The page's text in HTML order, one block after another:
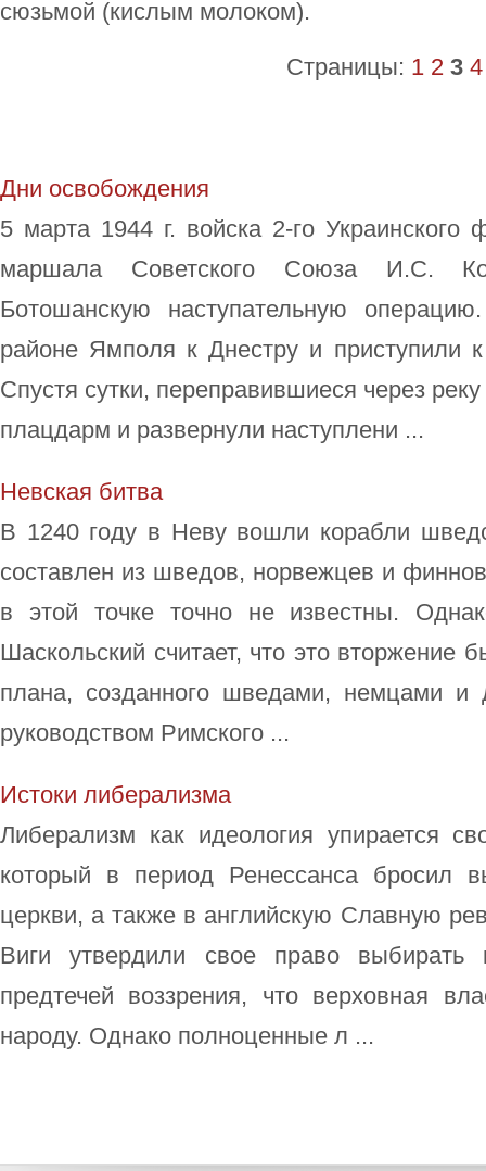
сюзьмой (кислым молоком).
Страницы: 1 2 3 4
Дни освобождения
5 марта 1944 г. войска 2-го Украинского
маршала Советского Союза И.С.
Ботошанскую наступательную
районе Ямполя к Днестру и приступили
Спустя сутки, переправившиеся через
плацдарм и развернули наступлени ...
Невская битва
В 1240 году в Неву вошли корабли
составлен из шведов, норвежцев и
в этой точке точно не известны.
Шаскольский считает, что это вторжение
плана, созданного шведами, немцами и
руководством Римского ...
Истоки либерализма
Либерализм как идеология упирается
который в период Ренессанса бросил
церкви, а также в английскую Славную
Виги утвердили свое право выбирать
предтечей воззрения, что верховная
народу. Однако полноценные л ...